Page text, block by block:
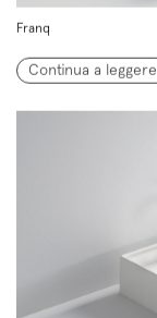
Franq
Continua a leggere